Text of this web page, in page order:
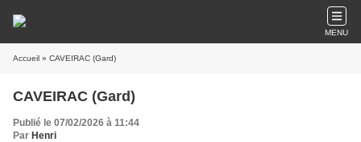
MENU
Accueil » CAVEIRAC (Gard)
CAVEIRAC (Gard)
Publié le 07/02/2026 à 11:44
Par Henri